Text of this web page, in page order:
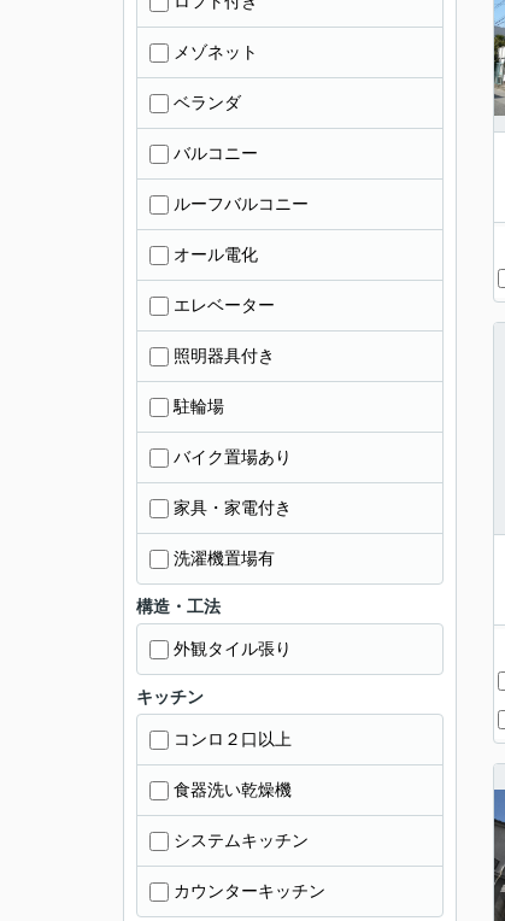
メゾネット
ベランダ
バルコニー
ルーフバルコニー
オール電化
エレベーター
照明器具付き
駐輪場
バイク置場あり
家具・家電付き
洗濯機置場有
構造・工法
外観タイル張り
キッチン
コンロ２口以上
食器洗い乾燥機
システムキッチン
カウンターキッチン